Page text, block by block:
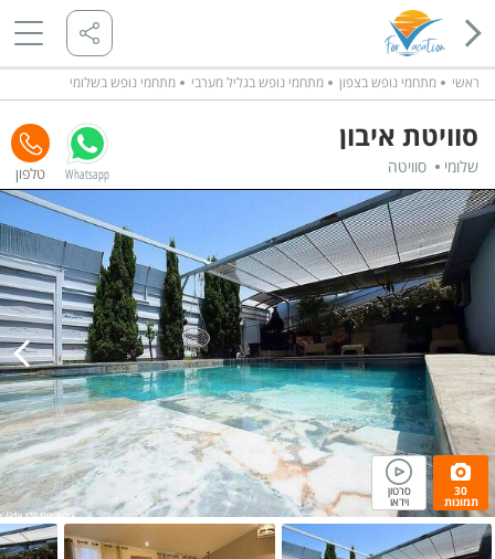
ראשי מתחמי נופש בצפון מתחמי נופש בגליל מערבי מתחמי נופש בשלומי
סוויטת איבון
שלומי סוויטה Whatsapp
30
תמונות
סרטון
וידאו